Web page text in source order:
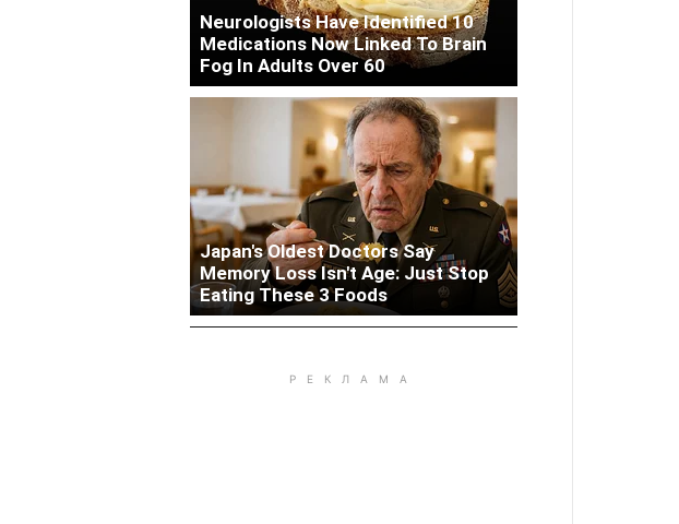
Neurologists Have Identified 10
Medications Now Linked To Brain
Fog In Adults Over 60
Japan's Oldest Doctors Say
Memory Loss Isn't Age: Just Stop
Eating These 3 Foods
Woman Lives In Garage - Don't
Judge Until You Peek Inside